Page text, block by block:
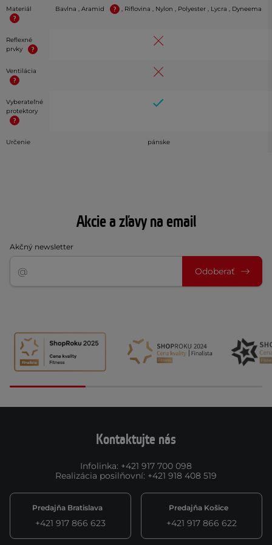
Materiál Bavlna , Aramid , Riflovina , Nylon , Polyester , Lycra , Dyneema
Reflexné
prvky
Ventilácia
Vyberateľné
protektory
Určenie pánske
Akcie a zľavy na email
Akčný newsletter
Odoberať
Kontaktujte nás
Infolinka: +421 917 700 098
Realizácia posilňovní: +421 918 408 519
Predajňa Bratislava
+421 917 866 623
Predajňa Košice
+421 917 866 622